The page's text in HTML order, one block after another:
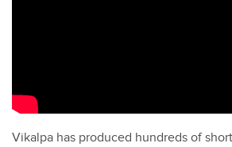
Vikalpa has produced hundreds of